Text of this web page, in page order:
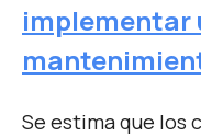
implementar
Se estima que los